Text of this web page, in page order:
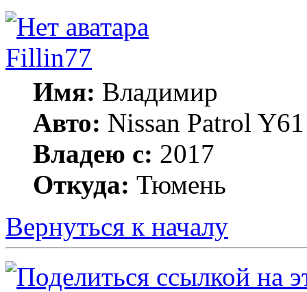
Fillin77
Имя: Владимир
Авто: Nissan Patrol
Владею с: 2017
Откуда: Тюмень
Вернуться к началу